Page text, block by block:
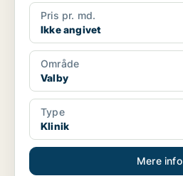
Pris pr. md.
Ikke angivet
Område
Valby
Type
Klinik
Mere info